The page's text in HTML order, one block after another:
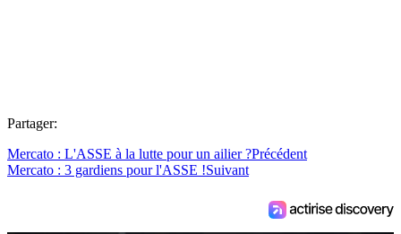
Partager:
Mercato : L'ASSE à la lutte pour un ailier ?Précédent
Mercato : 3 gardiens pour l'ASSE !Suivant